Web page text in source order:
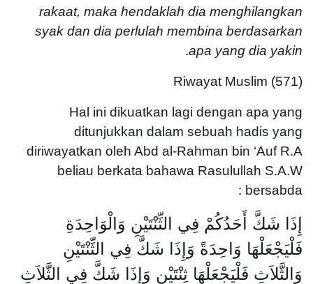
rakaat, maka hendaklah dia menghilangkan
syak dan dia perlulah membina berdasarkan
apa yang dia yakin
.
Riwayat Muslim (571)
Hal ini dikuatkan lagi dengan apa yang
ditunjukkan dalam sebuah hadis yang
diriwayatkan oleh Abd al-Rahman bin ‘Auf R.A
beliau berkata bahawa Rasulullah S.A.W
bersabda :
إِذَا شَكَّ أَحَدُكُمْ فِي الثِّنْتَيْنِ وَالْوَاحِدَةِ
فَلْيَجْعَلْهَا وَاحِدَةً وَإِذَا شَكَّ فِي الثِّنْتَيْنِ
وَالثَّلاَثِ فَلْيَجْعَلْهَا ثِنْتَيْنِ وَإِذَا شَكَّ فِي الثَّلاَثِ